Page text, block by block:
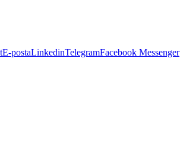
E-postaLinkedinTelegramFacebook Messenger